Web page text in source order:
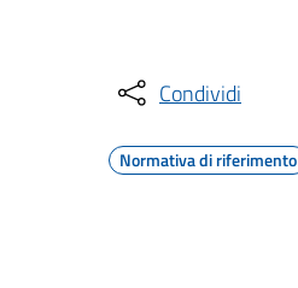
Condividi
Normativa di riferimento